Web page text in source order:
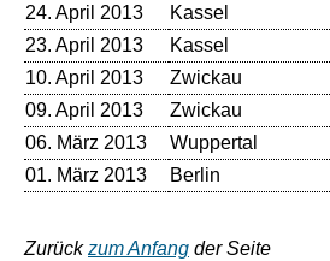
24. April 2013
Kassel
23. April 2013
Kassel
10. April 2013
Zwickau
09. April 2013
Zwickau
06. März 2013
Wuppertal
01. März 2013
Berlin
Zurückzum Anfang der Seite